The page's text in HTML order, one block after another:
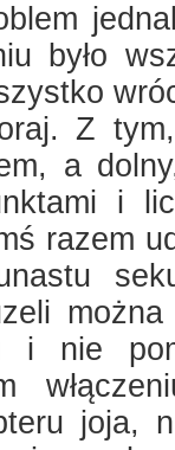
było
Z
a
i
razem
można
i nie
joja,